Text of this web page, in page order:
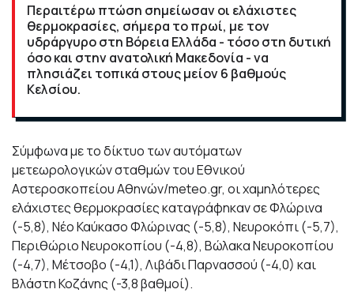
Περαιτέρω πτώση σημείωσαν οι ελάχιστες
θερμοκρασίες, σήμερα το πρωί, με τον
υδράργυρο στη Βόρεια Ελλάδα - τόσο στη δυτική
όσο και στην ανατολική Μακεδονία - να
πλησιάζει τοπικά στους μείον 6 βαθμούς
Κελσίου.
Σύμφωνα με το δίκτυο των αυτόματων
μετεωρολογικών σταθμών του Εθνικού
Αστεροσκοπείου Αθηνών/meteo.gr, οι χαμηλότερες
ελάχιστες θερμοκρασίες καταγράφηκαν σε Φλώρινα
(-5,8), Νέο Καύκασο Φλώρινας (-5,8), Νευροκόπι (-5,7),
Περιθώριο Νευροκοπίου (-4,8), Βώλακα Νευροκοπίου
(-4,7), Μέτσοβο (-4,1), Λιβάδι Παρνασσού (-4,0) και
Βλάστη Κοζάνης (-3,8 βαθμοί).